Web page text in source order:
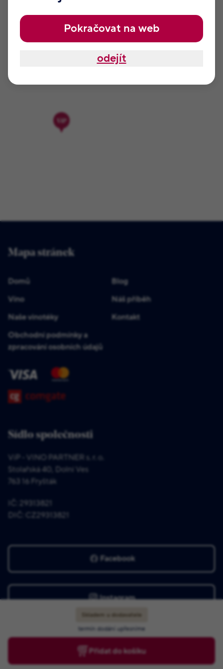
Skladem u dodavatele
termín dodání upřesníme
Přidat do košíku
Mapa stránek
Domů
Blog
Víno
Náš příběh
Naše vinotéky
Kontakt
Obchodní podmínky a
zpracování osobních údajů
Sídlo společnosti
ViP - VINO PARTNER s. r. o.
Stolařská 40, Dolní Ves
763 16 Fryšták
IČ: 29313821
DIČ: CZ29313821
Facebook
Instagram
© 2025 ViP - VINO PARTNER s. r. o.
Pokračovat na web
odejít